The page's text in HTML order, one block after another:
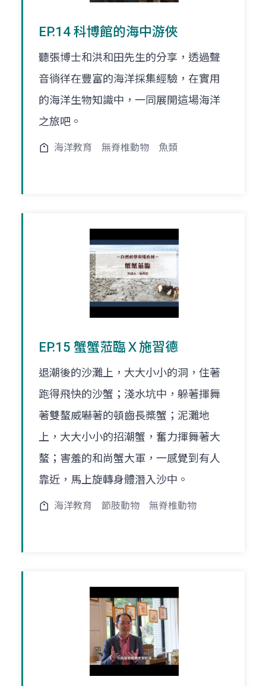
EP.14 科博館的海中游俠
聽張博士和洪和田先生的分享，透過聲
音徜徉在豐富的海洋採集經驗，在實用
的海洋生物知識中，一同展開這場海洋
之旅吧。
海洋教育 無脊椎動物 魚類
EP.15 蟹蟹蒞臨Ｘ施習德
退潮後的沙灘上，大大小小的洞，住著
跑得飛快的沙蟹；淺水坑中，躲著揮舞
著雙螯威嚇著的頓齒長槳蟹；泥灘地
上，大大小小的招潮蟹，奮力揮舞著大
螯；害羞的和尚蟹大軍，一感覺到有人
靠近，馬上旋轉身體潛入沙中。
海洋教育 節肢動物 無脊椎動物